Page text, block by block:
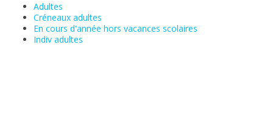
Adultes
Créneaux adultes
En cours d'année hors vacances scolaires
Indiv adultes